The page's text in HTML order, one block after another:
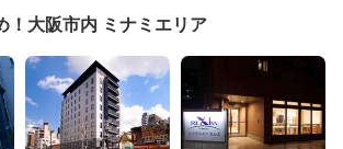
！大阪市内 ミナミエリア